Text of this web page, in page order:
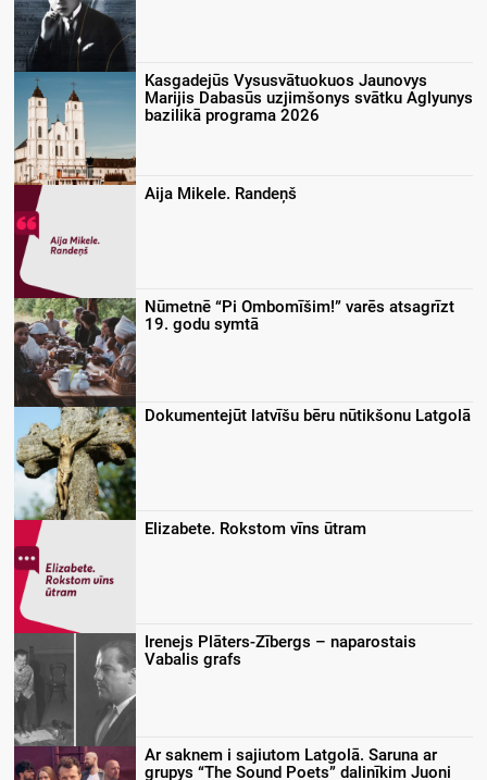
Kasgadejūs Vysusvātuokuos Jaunovys
Marijis Dabasūs uzjimšonys svātku Aglyunys
bazilikā programa 2026
Aija Mikele. Randeņš
Nūmetnē “Pi Ombomīšim!” varēs atsagrīzt
19. godu symtā
Dokumentejūt latvīšu bēru nūtikšonu Latgolā
Elizabete. Rokstom vīns ūtram
Irenejs Plāters-Zībergs – naparostais
Vabalis grafs
Ar saknem i sajiutom Latgolā. Saruna ar
grupys “The Sound Poets” dalinīkim Juoni